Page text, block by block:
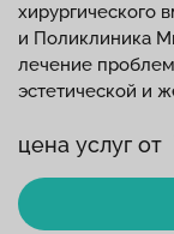
цена услуг от
хирургического
и Поликлиника
лечение
эстетической и